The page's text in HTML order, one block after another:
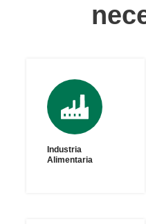
Industria
Alimentaria